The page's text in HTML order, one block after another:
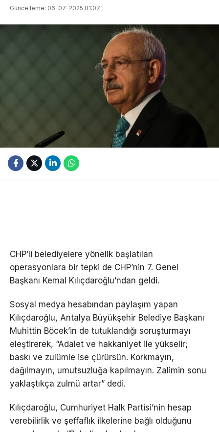
Güncelleme: 06-07-2025 01:07
CHP’li belediyelere yönelik başlatılan
operasyonlara bir tepki de CHP’nin 7. Genel
Başkanı Kemal Kılıçdaroğlu’ndan geldi.
Sosyal medya hesabından paylaşım yapan
Kılıçdaroğlu, Antalya Büyükşehir Belediye Başkanı
Muhittin Böcek’in de tutuklandığı soruşturmayı
eleştirerek, “Adalet ve hakkaniyet ile yükselir;
baskı ve zulümle ise çürürsün. Korkmayın,
dağılmayın, umutsuzluğa kapılmayın. Zalimin sonu
yaklaştıkça zulmü artar” dedi.
Kılıçdaroğlu, Cumhuriyet Halk Partisi’nin hesap
verebilirlik ve şeffaflık ilkelerine bağlı olduğunu